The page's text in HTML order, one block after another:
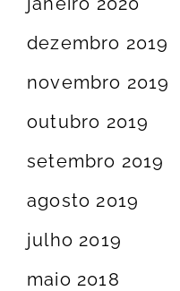
dezembro 2019
novembro 2019
outubro 2019
setembro 2019
agosto 2019
julho 2019
maio 2018